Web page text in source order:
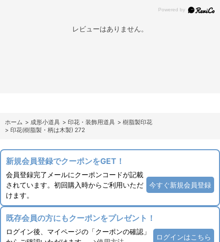
レビューはありません。
ホーム > 成形小道具 > 印花・装飾用道具 > 樹脂製印花
> 印花(樹脂製・柄は木製) 272
新規会員登録でクーポンをGET！
会員登録完了メールにクーポンコードが記載
されています。初回購入時からご利用いただ
けます。
今すぐ新規会員登録
既存会員の方にもクーポンをプレゼント！
ログイン後、マイページの「クーポンの確認」
ログインはこちら